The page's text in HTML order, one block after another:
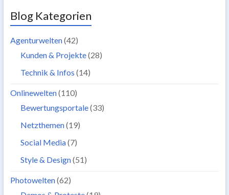
Blog Kategorien
Agenturwelten(42)
Kunden & Projekte(28)
Technik & Infos (14)
Onlinewelten(110)
Bewertungsportale(33)
Netzthemen(19)
Social Media(7)
Style & Design(51)
Photowelten(62)